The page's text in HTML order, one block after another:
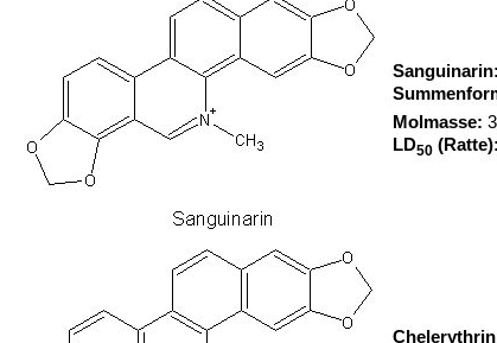
Sanguinarin:
Molmasse:
LD50(Ratte):